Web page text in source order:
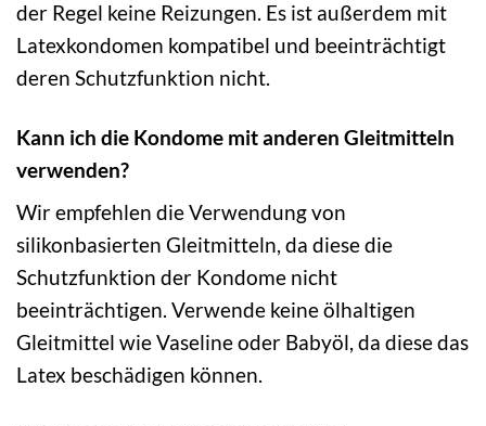
der Regel keine Reizungen. Es ist außerdem mit
Latexkondomen kompatibel und beeinträchtigt
deren Schutzfunktion nicht.
Kann ich die Kondome mit anderen Gleitmitteln
verwenden?
Wir empfehlen die Verwendung von
silikonbasierten Gleitmitteln, da diese die
Schutzfunktion der Kondome nicht
beeinträchtigen. Verwende keine ölhaltigen
Gleitmittel wie Vaseline oder Babyöl, da diese das
Latex beschädigen können.